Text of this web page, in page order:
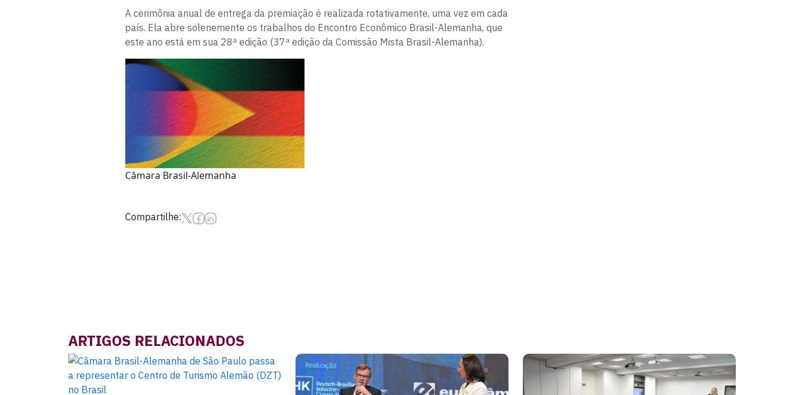
A cerimônia anual de entrega da premiação é realizada rotativamente, uma vez em cada
país. Ela abre solenemente os trabalhos do Encontro Econômico Brasil-Alemanha, que
este ano está em sua 28ª edição (37ª edição da Comissão Mista Brasil-Alemanha).
Câmara Brasil-Alemanha
Compartilhe:
ARTIGOS RELACIONADOS